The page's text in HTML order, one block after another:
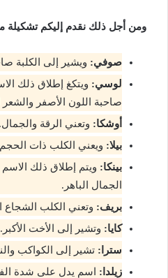
ومن أجل ذلك نقدم إليكم تشكيلة
صوفي: ويشير إلى الكلبة
لوسي: ويتكغ إطلاق ذلك
صاحبة اللون الأصفر والشعر
أوشكا: وتعني الرقة والجمال.
بيلا: ويعني الكلب ذات الحجم
بينكا: ويتم إطلاق ذلك
الجمال الباهر.
بريف: وتعني الكلب الشجاع
كايا: وتشير إلى الأخت الأكبر.
سترا: تشير إلى الكواكب
زيلدا: اسم يدل على شدة